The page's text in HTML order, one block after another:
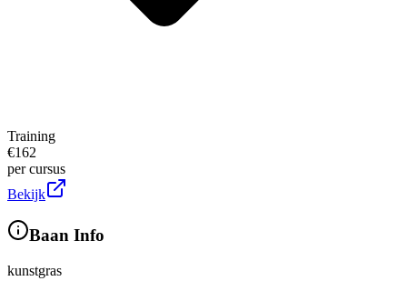
Training
€162
per cursus
Bekijk
Baan Info
kunstgras